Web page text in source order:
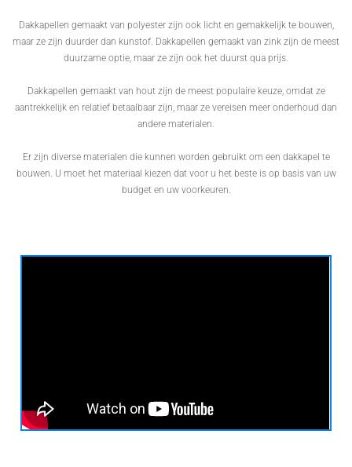
Dakkapellen gemaakt van polyester zijn ook licht en gemakkelijk te bouwen,
maar ze zijn duurder dan kunstof. Dakkapellen gemaakt van zink zijn de meest
duurzame optie, maar ze zijn ook het duurst qua prijs.
Dakkapellen gemaakt van hout zijn de meest populaire keuze, omdat ze
aantrekkelijk en relatief betaalbaar zijn, maar ze vereisen meer onderhoud dan
andere materialen.
Er zijn diverse materialen die kunnen worden gebruikt om een dakkapel te
bouwen. U moet het materiaal kiezen dat voor u het beste is op basis van uw
budget en uw voorkeuren.